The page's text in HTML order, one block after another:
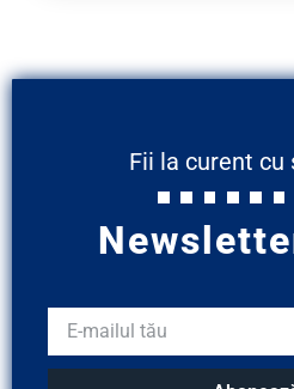
Fii la curent cu